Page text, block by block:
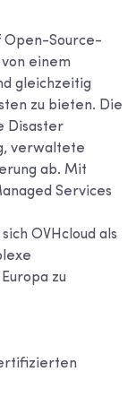
Open-Source-
einem
gleichzeitig
zu bieten. Die
Disaster
verwaltete
ab. Mit
Services
OVHcloud als
zu